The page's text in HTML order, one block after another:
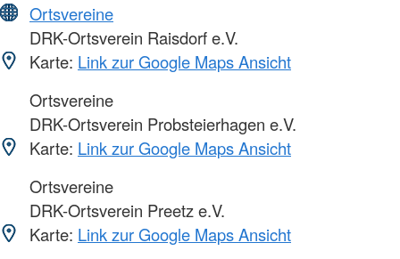
Ortsvereine
DRK-Ortsverein Raisdorf e.V.
Karte: Link zur Google Maps Ansicht
Ortsvereine
DRK-Ortsverein Probsteierhagen e.V.
Karte: Link zur Google Maps Ansicht
Ortsvereine
DRK-Ortsverein Preetz e.V.
Karte: Link zur Google Maps Ansicht